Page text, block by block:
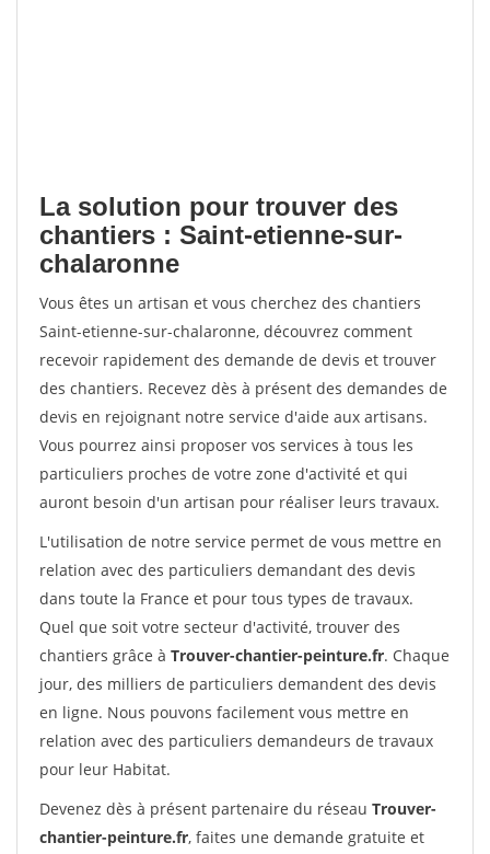
La solution pour trouver des
chantiers : Saint-etienne-sur-
chalaronne
Vous êtes un artisan et vous cherchez des chantiers
Saint-etienne-sur-chalaronne, découvrez comment
recevoir rapidement des demande de devis et trouver
des chantiers. Recevez dès à présent des demandes de
devis en rejoignant notre service d'aide aux artisans.
Vous pourrez ainsi proposer vos services à tous les
particuliers proches de votre zone d'activité et qui
auront besoin d'un artisan pour réaliser leurs travaux.
L'utilisation de notre service permet de vous mettre en
relation avec des particuliers demandant des devis
dans toute la France et pour tous types de travaux.
Quel que soit votre secteur d'activité, trouver des
chantiers grâce à Trouver-chantier-peinture.fr. Chaque
jour, des milliers de particuliers demandent des devis
en ligne. Nous pouvons facilement vous mettre en
relation avec des particuliers demandeurs de travaux
pour leur Habitat.
Devenez dès à présent partenaire du réseau Trouver-
chantier-peinture.fr, faites une demande gratuite et